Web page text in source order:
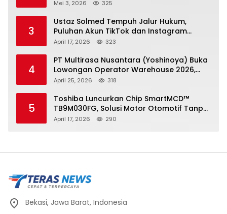
Mei 3, 2026 325
3
Ustaz Solmed Tempuh Jalur Hukum,
Puluhan Akun TikTok dan Instagram
Dilaporkan atas Tuduhan Fitnah
April 17, 2026 323
4
PT Multirasa Nusantara (Yoshinoya) Buka
Lowongan Operator Warehouse 2026,
Penempatan CK Bekasi
April 25, 2026 318
5
Toshiba Luncurkan Chip SmartMCD™
TB9M030FG, Solusi Motor Otomotif Tanpa
Sensor di Kecepatan Nol
April 17, 2026 290
Bekasi, Jawa Barat, Indonesia